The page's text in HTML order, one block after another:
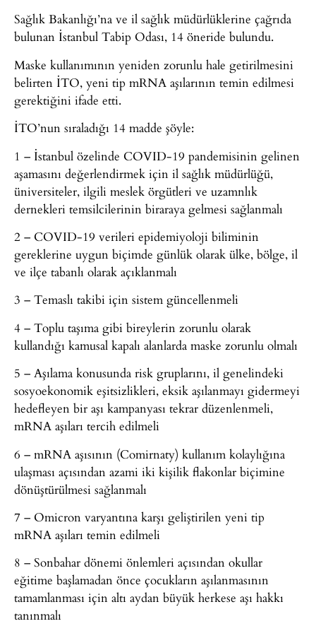
Sağlık Bakanlığı’na ve il sağlık müdürlüklerine çağrıda
bulunan İstanbul Tabip Odası, 14 öneride bulundu.
Maske kullanımının yeniden zorunlu hale getirilmesini
belirten İTO, yeni tip mRNA aşılarının temin edilmesi
gerektiğini ifade etti.
İTO’nun sıraladığı 14 madde şöyle:
1 – İstanbul özelinde COVID-19 pandemisinin gelinen
aşamasını değerlendirmek için il sağlık müdürlüğü,
üniversiteler, ilgili meslek örgütleri ve uzamnlık
dernekleri temsilcilerinin biraraya gelmesi sağlanmalı
2 – COVID-19 verileri epidemiyoloji biliminin
gereklerine uygun biçimde günlük olarak ülke, bölge, il
ve ilçe tabanlı olarak açıklanmalı
3 – Temaslı takibi için sistem güncellenmeli
4 – Toplu taşıma gibi bireylerin zorunlu olarak
kullandığı kamusal kapalı alanlarda maske zorunlu olmalı
5 – Aşılama konusunda risk gruplarını, il genelindeki
sosyoekonomik eşitsizlikleri, eksik aşılanmayı gidermeyi
hedefleyen bir aşı kampanyası tekrar düzenlenmeli,
mRNA aşıları tercih edilmeli
6 – mRNA aşısının (Comirnaty) kullanım kolaylığına
ulaşması açısından azami iki kişilik flakonlar biçimine
dönüştürülmesi sağlanmalı
7 – Omicron varyantına karşı geliştirilen yeni tip
mRNA aşıları temin edilmeli
8 – Sonbahar dönemi önlemleri açısından okullar
eğitime başlamadan önce çocukların aşılanmasının
tamamlanması için altı aydan büyük herkese aşı hakkı
tanınmalı